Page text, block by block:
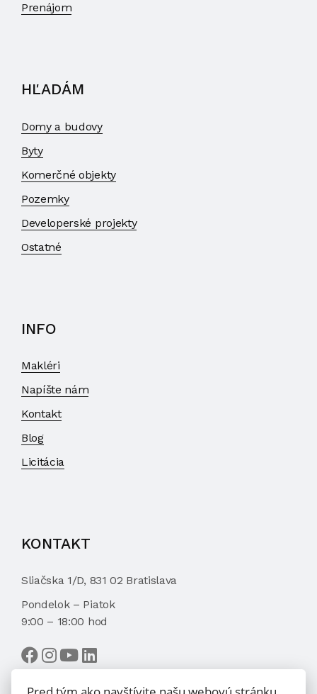
Prenájom
HĽADÁM
Domy a budovy
Byty
Komerčné objekty
Pozemky
Developerské projekty
Ostatné
INFO
Makléri
Napíšte nám
Kontakt
Blog
Licitácia
KONTAKT
Sliačska 1/D, 831 02 Bratislava
Pondelok – Piatok
9:00 – 18:00 hod